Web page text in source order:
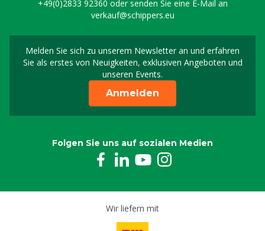
+49(0)2833 92360 oder senden Sie eine E-Mail an
verkauf@schippers.eu
Melden Sie sich zu unserem Newsletter an und erfahren
Sie als erstes von Neuigkeiten, exklusiven Angeboten und
unseren Events.
Melden Sie sich für
Anmelden
Folgen Sie uns auf sozialen Medien
Wir liefern mit